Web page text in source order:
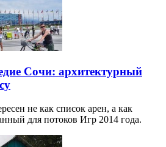
Сочи: архитектурный
не как список арен, а как
для потоков Игр 2014 года.